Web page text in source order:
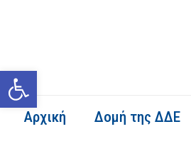
Ανοίξτε τη γραμμή εργαλείων
Αρχική Δομή της ΔΔΕ